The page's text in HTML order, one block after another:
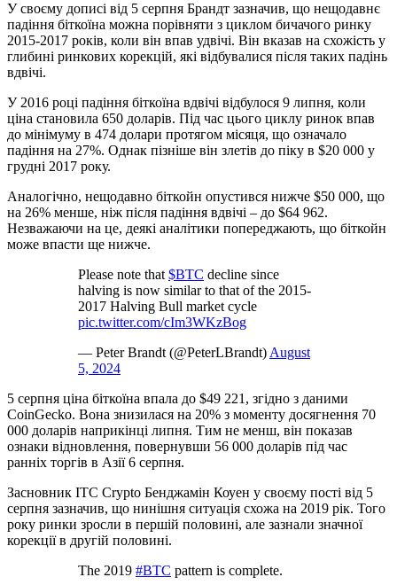
У своєму дописі від 5 серпня Брандт зазначив, що нещодавнє
падіння біткоїна можна порівняти з циклом бичачого ринку
2015-2017 років, коли він впав удвічі. Він вказав на схожість у
глибині ринкових корекцій, які відбувалися після таких падінь
вдвічі.
У 2016 році падіння біткоїна вдвічі відбулося 9 липня, коли
ціна становила 650 доларів. Під час цього циклу ринок впав
до мінімуму в 474 долари протягом місяця, що означало
падіння на 27%. Однак пізніше він злетів до піку в $20 000 у
грудні 2017 року.
Аналогічно, нещодавно біткойн опустився нижче $50 000, що
на 26% менше, ніж після падіння вдвічі – до $64 962.
Незважаючи на це, деякі аналітики попереджають, що біткойн
може впасти ще нижче.
Please note that $BTC decline since
halving is now similar to that of the 2015-
2017 Halving Bull market cycle
pic.twitter.com/cIm3WKzBog
— Peter Brandt (@PeterLBrandt) August
5, 2024
5 серпня ціна біткоїна впала до $49 221, згідно з даними
CoinGecko. Вона знизилася на 20% з моменту досягнення 70
000 доларів наприкінці липня. Тим не менш, він показав
ознаки відновлення, повернувши 56 000 доларів під час
ранніх торгів в Азії 6 серпня.
Засновник ITC Crypto Бенджамін Коуен у своєму пості від 5
серпня зазначив, що нинішня ситуація схожа на 2019 рік. Того
року ринки зросли в першій половині, але зазнали значної
корекції в другій половині.
The 2019 #BTC pattern is complete.